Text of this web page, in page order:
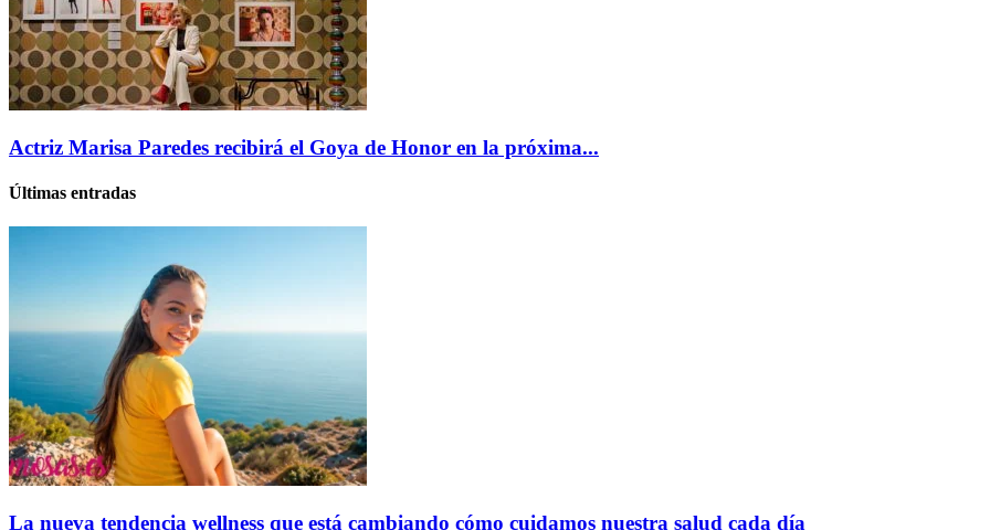
Actriz Marisa Paredes recibirá el Goya de Honor en la próxima...
Últimas entradas
La nueva tendencia wellness que está cambiando cómo cuidamos nuestra salud cada día